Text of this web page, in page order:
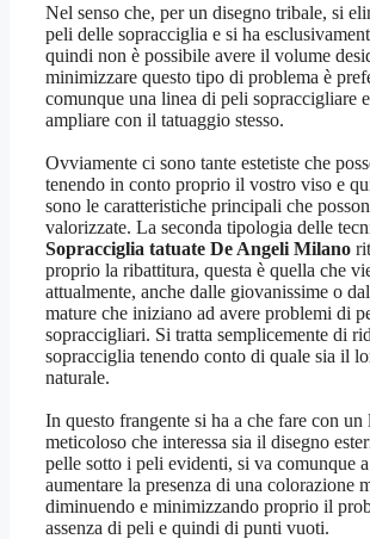
Nel senso che, per un disegno tribale, si
peli delle sopracciglia e si ha
quindi non è possibile avere il volume
minimizzare questo tipo di problema è
comunque una linea di peli sopraccigliare
ampliare con il tatuaggio stesso.
Ovviamente ci sono tante estetiste che
tenendo in conto proprio il vostro viso e
sono le caratteristiche principali che
valorizzate. La seconda tipologia delle
Sopracciglia tatuate De Angeli Milano
proprio la ribattitura, questa è quella che
attualmente, anche dalle giovanissime o
mature che iniziano ad avere problemi di
sopraccigliari. Si tratta semplicemente di
sopracciglia tenendo conto di quale sia il
naturale.
In questo frangente si ha a che fare con un
meticoloso che interessa sia il disegno
pelle sotto i peli evidenti, si va comunque
aumentare la presenza di una colorazione
diminuendo e minimizzando proprio il
assenza di peli e quindi di punti vuoti.